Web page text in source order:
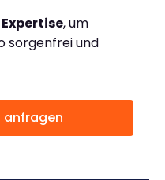
, um
sorgenfrei und
anfragen